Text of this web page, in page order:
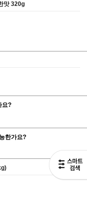
맛 320g
요?
한가요?